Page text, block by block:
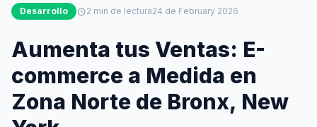
Desarrollo schedule2 min de lectura24 de February 2026
Aumenta tus Ventas: E-
commerce a Medida en
Zona Norte de Bronx, New